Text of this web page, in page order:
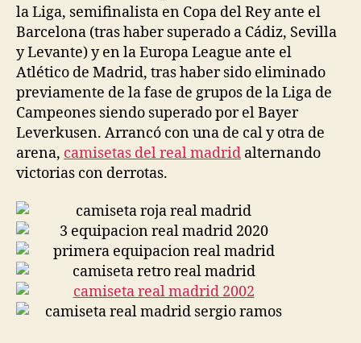
la Liga, semifinalista en Copa del Rey ante el
Barcelona (tras haber superado a Cádiz, Sevilla
y Levante) y en la Europa League ante el
Atlético de Madrid, tras haber sido eliminado
previamente de la fase de grupos de la Liga de
Campeones siendo superado por el Bayer
Leverkusen. Arrancó con una de cal y otra de
arena, camisetas del real madrid alternando
victorias con derrotas.